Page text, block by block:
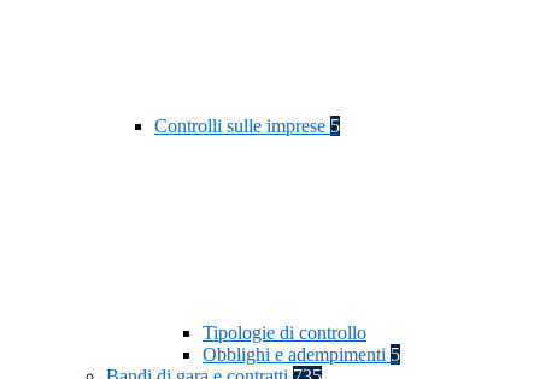
Controlli sulle imprese 5
Tipologie di controllo
Obblighi e adempimenti 5